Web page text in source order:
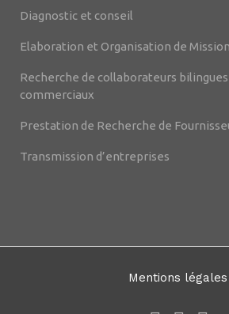
Diagnostic et conseil
Elaboration et Organisation de
Recherche de collaborateurs bilingues
commerciaux
Prestation de Recherche de
Transmission d’entreprises
Mentions légales